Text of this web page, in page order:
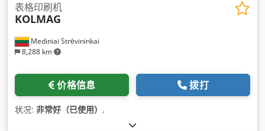
Mediniai Strėvininkai
8,288 km
表格印刷机
KOLMAG
价格信息 拨打
状况: 非常好（已使用） ,